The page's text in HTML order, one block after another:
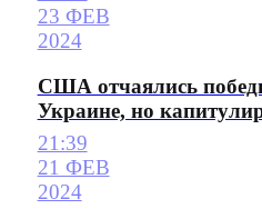
23 ФЕВ
2024
США отчаялись
Украине, но
21:39
21 ФЕВ
2024